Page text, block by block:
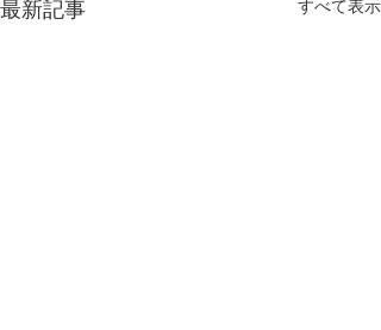
最新記事 すべて表示